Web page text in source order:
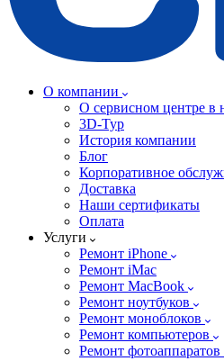
О компании
О сервисном центре в
3D-Тур
История компании
Блог
Корпоративное
Доставка
Наши сертификаты
Оплата
Услуги
Ремонт iPhone
Ремонт iMac
Ремонт MacBook
Ремонт ноутбуков
Ремонт моноблоков
Ремонт компьютеров
Ремонт фотоаппаратов